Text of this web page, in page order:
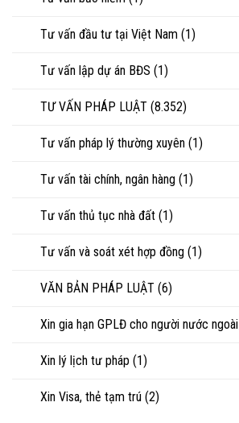
Tư vấn đầu tư tại Việt Nam (1)
Tư vấn lập dự án BĐS (1)
TƯ VẤN PHÁP LUẬT (8.352)
Tư vấn pháp lý thường xuyên (1)
Tư vấn tài chính, ngân hàng (1)
Tư vấn thủ tục nhà đất (1)
Tư vấn và soát xét hợp đồng (1)
VĂN BẢN PHÁP LUẬT (6)
Xin gia hạn GPLĐ cho người nước ngoài
Xin lý lịch tư pháp (1)
Xin Visa, thẻ tạm trú (2)